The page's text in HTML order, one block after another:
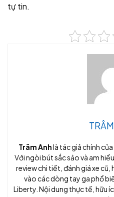
tự tin.
Trâm Anhlà tác giả chính
Với ngòi bút sắc sảo và am
review chi tiết, đánh giá xe
vào các dòng tay ga phổ
Liberty. Nội dung thực tế, hữu